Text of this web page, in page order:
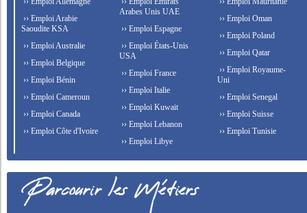
›› Emploi Arabie
Saoudite KSA
›› Emploi Australie
›› Emploi Belgique
›› Emploi Bénin
›› Emploi Cameroun
›› Emploi Canada
›› Emploi Côte d'Ivoire
Arabes Unis UAE
›› Emploi Espagne
›› Emploi États-Unis
USA
›› Emploi France
›› Emploi Italie
›› Emploi Kuwait
›› Emploi Lebanon
›› Emploi Libye
›› Emploi Oman
›› Emploi Poland
›› Emploi Qatar
›› Emploi Royaume-
Uni
›› Emploi Senegal
›› Emploi Suisse
›› Emploi Tunisie